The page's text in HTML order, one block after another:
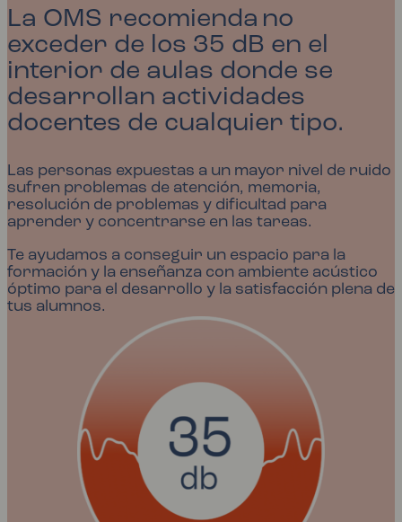
La OMS recomienda no
exceder de los 35 dB en el
interior de aulas donde se
desarrollan actividades
docentes de cualquier tipo.
Las personas expuestas a un mayor nivel de ruido
sufren problemas de atención, memoria,
resolución de problemas y dificultad para
aprender y concentrarse en las tareas.
Te ayudamos a conseguir un espacio para la
formación y la enseñanza con ambiente acústico
óptimo para el desarrollo y la satisfacción plena de
tus alumnos.